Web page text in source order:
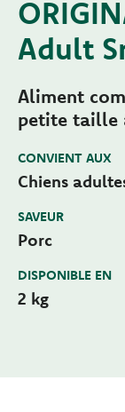
Adult
Aliment
petite taille
CONVIENT AUX
Chiens
SAVEUR
Porc
DISPONIBLE EN
2 kg